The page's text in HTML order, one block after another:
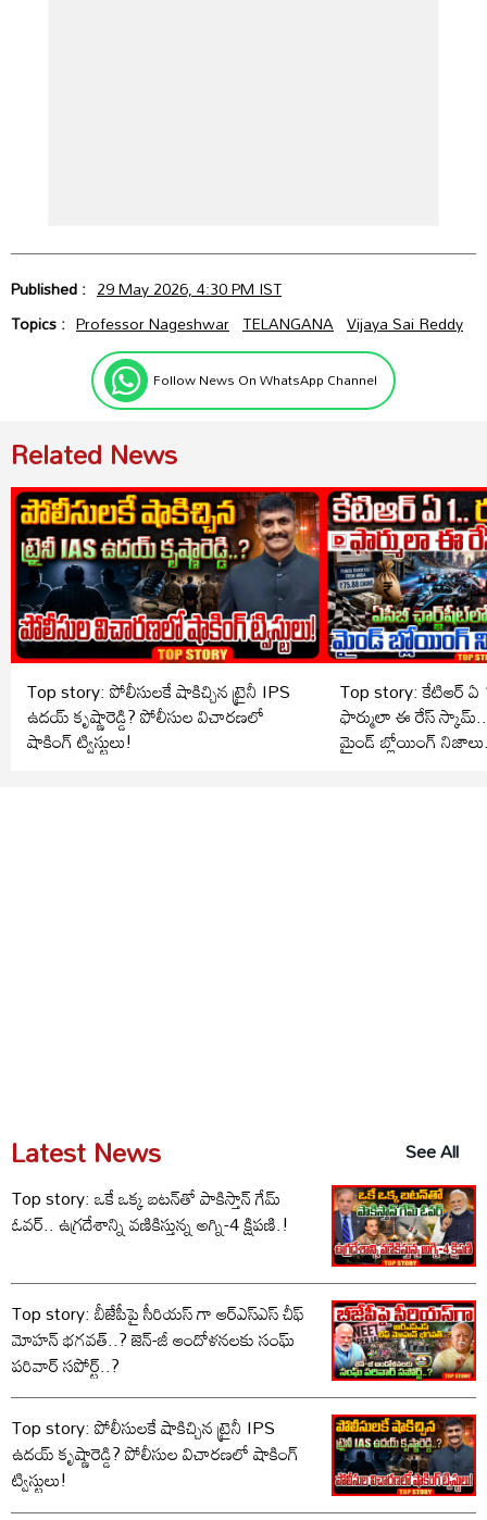
Published : 29 May 2026, 4:30 PM IST
Topics : Professor Nageshwar TELANGANA Vijaya Sai Reddy
Follow News On WhatsApp Channel
Related News
Top story: పోలీసులకే షాకిచ్చిన ట్రైనీ IPS
ఉదయ్ కృష్ణారెడ్డి? పోలీసుల విచారణలో
షాకింగ్ ట్విస్టులు!
Top story: కేటిఆర్ ఏ
ఫార్ములా ఈ రేస్
మైండ్ బ్లోయింగ్
Latest News
See All
Top story: ఒకే ఒక్క బటన్‌తో పాకిస్తాన్ గేమ్
ఓవర్.. ఉగ్రదేశాన్ని వణికిస్తున్న అగ్ని-4 క్షిపణి.!
Top story: బీజేపీపై సీరియస్ గా ఆర్‌ఎస్‌ఎస్ చీఫ్
మోహన్ భగవత్..? జెన్-జీ ఆందోళనలకు సంఘ్
పరివార్ సపోర్ట్..?
Top story: పోలీసులకే షాకిచ్చిన ట్రైనీ IPS
ఉదయ్ కృష్ణారెడ్డి? పోలీసుల విచారణలో షాకింగ్
ట్విస్టులు!